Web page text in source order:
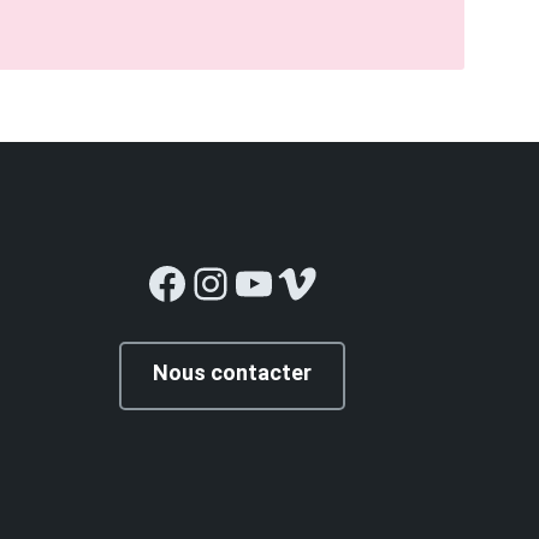
Facebook
Instagram
YouTube
Vimeo
Nous contacter